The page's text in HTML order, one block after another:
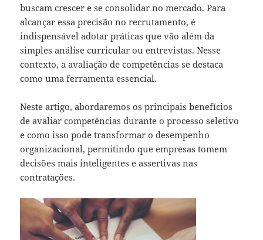
buscam crescer e se consolidar no mercado. Para
alcançar essa precisão no recrutamento, é
indispensável adotar práticas que vão além da
simples análise curricular ou entrevistas. Nesse
contexto, a avaliação de competências se destaca
como uma ferramenta essencial.
Neste artigo, abordaremos os principais benefícios
de avaliar competências durante o processo seletivo
e como isso pode transformar o desempenho
organizacional, permitindo que empresas tomem
decisões mais inteligentes e assertivas nas
contratações.